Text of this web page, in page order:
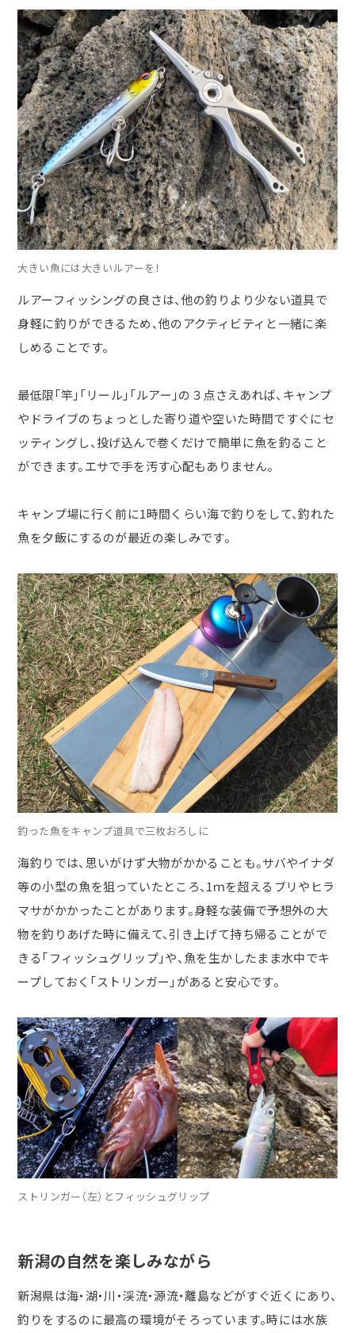
大きい魚には大きいルアーを！
ルアーフィッシングの良さは、他の釣りより少ない道具で
身軽に釣りができるため、他のアクティビティと一緒に楽
しめることです。
最低限「竿」「リール」「ルアー」の３点さえあれば、キャンプ
やドライブのちょっとした寄り道や空いた時間ですぐにセ
ッティングし、投げ込んで巻くだけで簡単に魚を釣ること
ができます。エサで手を汚す心配もありません。
キャンプ場に行く前に1時間くらい海で釣りをして、釣れた
魚を夕飯にするのが最近の楽しみです。
釣った魚をキャンプ道具で三枚おろしに
海釣りでは、思いがけず大物がかかることも。サバやイナダ
等の小型の魚を狙っていたところ、 1ｍを超えるブリやヒラ
マサがかかったことがあります。身軽な装備で予想外の大
物を釣りあげた時に備えて、引き上げて持ち帰ることがで
きる「フィッシュグリップ」や、魚を生かしたまま水中でキ
ープしておく「ストリンガー」があると安心です。
ストリンガー（左）とフィッシュグリップ
新潟の自然を楽しみながら
新潟県は海・湖・川・渓流・源流・離島などがすぐ近くにあり、
釣りをするのに最高の環境がそろっています。時には水族